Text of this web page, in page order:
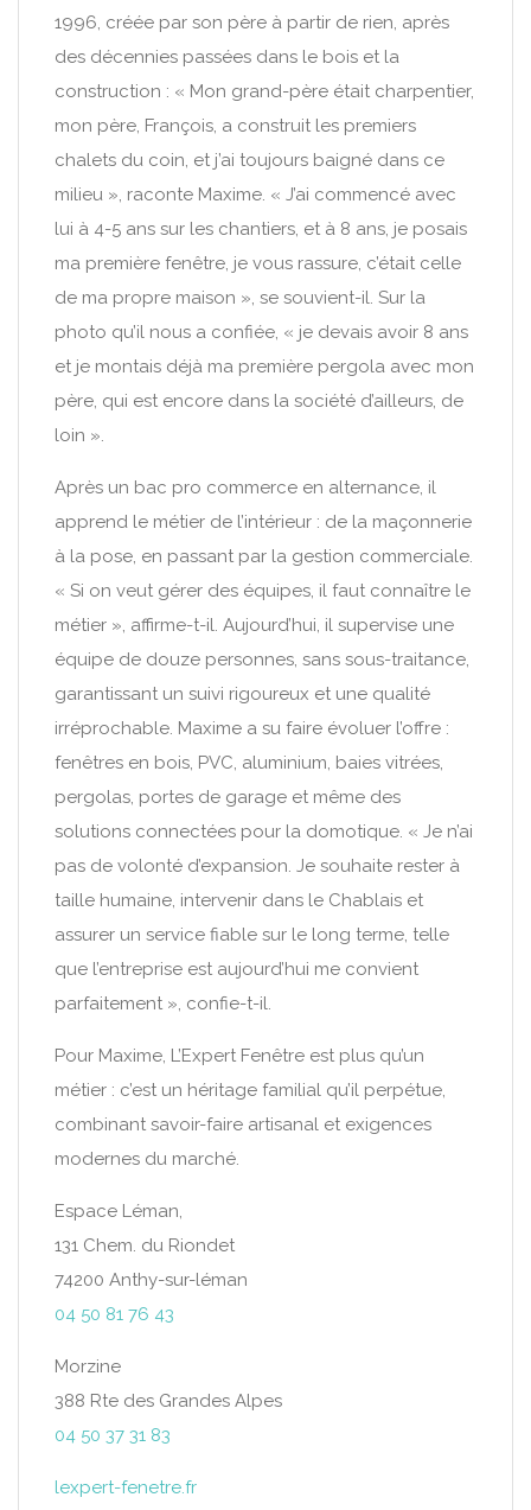
1996, créée par son père à partir de rien, après
des décennies passées dans le bois et la
construction : « Mon grand-père était charpentier,
mon père, François, a construit les premiers
chalets du coin, et j’ai toujours baigné dans ce
milieu », raconte Maxime. « J’ai commencé avec
lui à 4-5 ans sur les chantiers, et à 8 ans, je posais
ma première fenêtre, je vous rassure, c’était celle
de ma propre maison », se souvient-il. Sur la
photo qu’il nous a confiée, « je devais avoir 8 ans
et je montais déjà ma première pergola avec mon
père, qui est encore dans la société d’ailleurs, de
loin ».
Après un bac pro commerce en alternance, il
apprend le métier de l’intérieur : de la maçonnerie
à la pose, en passant par la gestion commerciale.
« Si on veut gérer des équipes, il faut connaître le
métier », affirme-t-il. Aujourd’hui, il supervise une
équipe de douze personnes, sans sous-traitance,
garantissant un suivi rigoureux et une qualité
irréprochable. Maxime a su faire évoluer l’offre :
fenêtres en bois, PVC, aluminium, baies vitrées,
pergolas, portes de garage et même des
solutions connectées pour la domotique. « Je n’ai
pas de volonté d’expansion. Je souhaite rester à
taille humaine, intervenir dans le Chablais et
assurer un service fiable sur le long terme, telle
que l’entreprise est aujourd’hui me convient
parfaitement », confie-t-il.
Pour Maxime, L’Expert Fenêtre est plus qu’un
métier : c’est un héritage familial qu’il perpétue,
combinant savoir-faire artisanal et exigences
modernes du marché.
Espace Léman,
131 Chem. du Riondet
74200 Anthy-sur-léman
04 50 81 76 43
Morzine
388 Rte des Grandes Alpes
04 50 37 31 83
lexpert-fenetre.fr